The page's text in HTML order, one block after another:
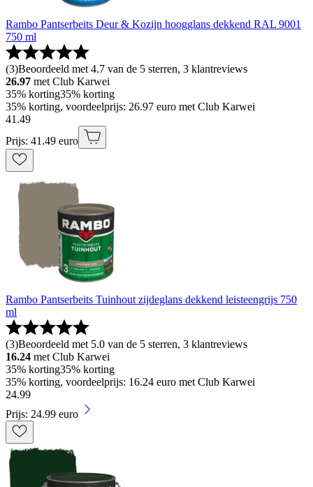
Rambo Pantserbeits Deur & Kozijn hoogglans dekkend RAL 9001
750 ml
(3)Beoordeeld met 4.7 van de 5 sterren, 3 klantreviews
26.97 met Club Karwei
35% korting35% korting
35% korting, voordeelprijs: 26.97 euro met Club Karwei
41 .49
Prijs: 41.49 euro
Rambo Pantserbeits Tuinhout zijdeglans dekkend leisteengrijs 750
ml
(3)Beoordeeld met 5.0 van de 5 sterren, 3 klantreviews
16.24 met Club Karwei
35% korting35% korting
35% korting, voordeelprijs: 16.24 euro met Club Karwei
24.99
Prijs: 24.99 euro